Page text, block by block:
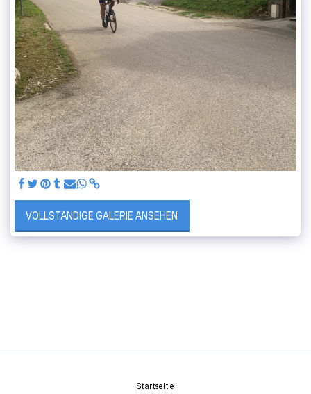
VOLLSTÄNDIGE GALERIE ANSEHEN
Startseite